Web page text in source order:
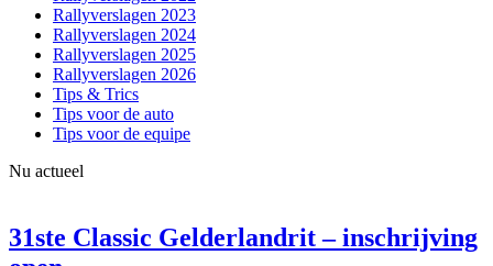
Rallyverslagen 2023
Rallyverslagen 2024
Rallyverslagen 2025
Rallyverslagen 2026
Tips & Trics
Tips voor de auto
Tips voor de equipe
Nu actueel
31ste Classic Gelderlandrit – inschrijving